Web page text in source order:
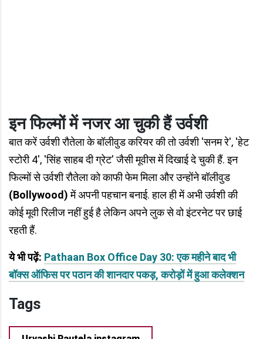
इन फिल्मों में नजर आ चुकी हैं उर्वशी
बात करें उर्वशी रौतेला के बॉलीवुड करियर की तो उर्वशी 'सनम रे', 'हेट
स्टोरी 4', 'सिंह साहब दी ग्रेट' जैसी मूवीस में दिखाई दे चुकी हैं. इन
फिल्मों से उर्वशी रौतेला को काफी फेम मिला और उन्होंने बॉलीवुड
(Bollywood)में अपनी पहचान बनाई. हाल ही में अभी उर्वशी की
कोई मूवी रिलीज नहीं हुई है लेकिन अपने लुक से वो इंटरनेट पर छाई
रहती हैं.
ये भी पढ़ें: Pathaan Box Office Day 30: एक महीने बाद भी
बॉक्स ऑफिस पर पठान की शानदार पकड़, करोड़ों में हुआ कलेक्शन
Tags